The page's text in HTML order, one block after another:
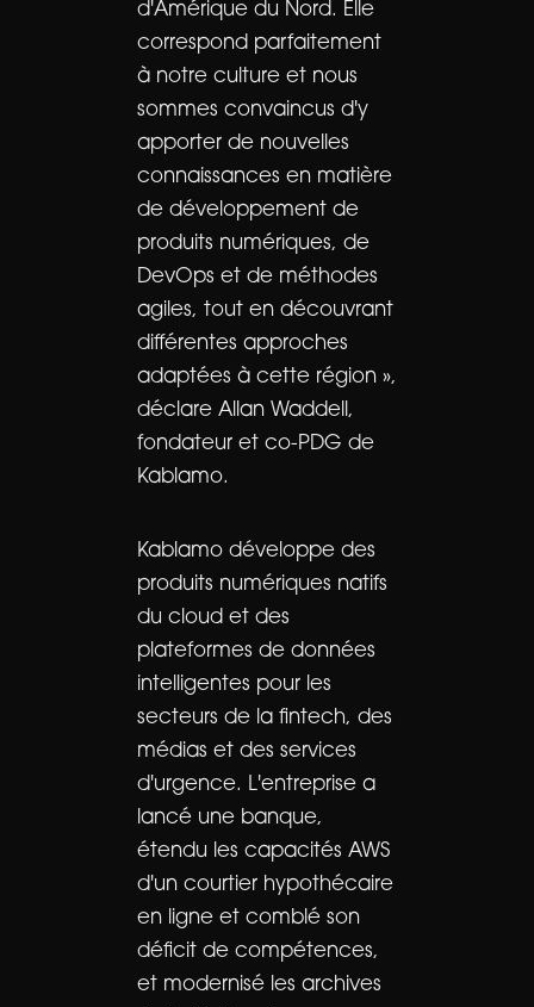
d'Amérique du Nord. Elle
correspond parfaitement
à notre culture et nous
sommes convaincus d'y
apporter de nouvelles
connaissances en matière
de développement de
produits numériques, de
DevOps et de méthodes
agiles, tout en découvrant
différentes approches
adaptées à cette région »,
déclare Allan Waddell,
fondateur et co-PDG de
Kablamo.
Kablamo développe des
produits numériques natifs
du cloud et des
plateformes de données
intelligentes pour les
secteurs de la fintech, des
médias et des services
d'urgence. L'entreprise a
lancé une banque,
étendu les capacités AWS
d'un courtier hypothécaire
en ligne et comblé son
déficit de compétences,
et modernisé les archives